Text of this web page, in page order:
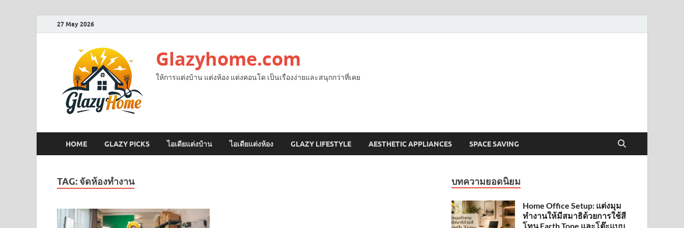
27 May 2026
Glazyhome.com
ให้การแต่งบ้าน แต่งห้อง แต่งคอนโด เป็นเรื่องง่ายและสนุกกว่าที่เคย
HOME GLAZY PICKS ไอเดียแต่งบ้าน ไอเดียแต่งห้อง GLAZY LIFESTYLE AESTHETIC APPLIANCES SPACE SAVING
TAG: จัดห้องทำงาน บทความยอดนิยม
Home Office Setup: แต่งมุม
ทำงานให้มีสมาธิด้วยการใช้สี
โทน Earth Tone และโต๊ะแบบ